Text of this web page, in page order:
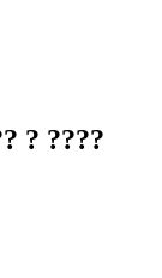
? ????